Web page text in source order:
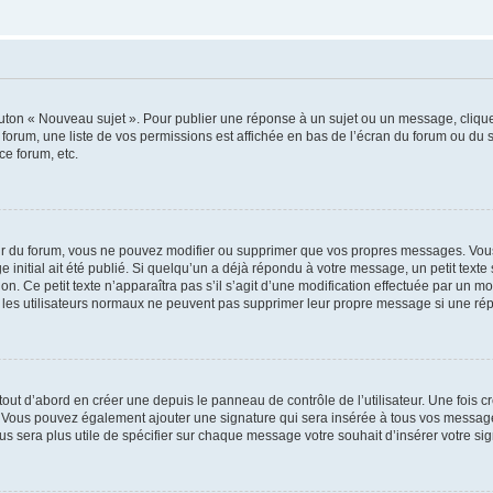
« Nouveau sujet ». Pour publier une réponse à un sujet ou un message,
une liste de vos permissions est affichée en bas de l’écran du forum ou
forum, etc.
forum, vous ne pouvez modifier ou supprimer que vos propres messages.
initial ait été publié. Si quelqu’un a déjà répondu à votre message, un petit
Ce petit texte n’apparaîtra pas s’il s’agit d’une modification effectuée par un
utilisateurs normaux ne peuvent pas supprimer leur propre message si une
d’abord en créer une depuis le panneau de contrôle de l’utilisateur. Une fois
pouvez également ajouter une signature qui sera insérée à tous vos
sera plus utile de spécifier sur chaque message votre souhait d’insérer votre